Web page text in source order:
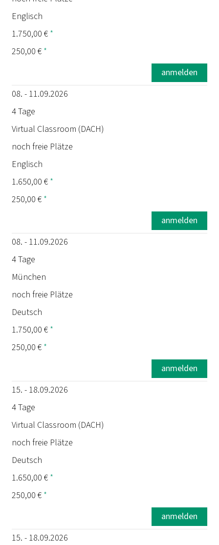
Englisch
1.750,00 € *
250,00 € *
anmelden
08. - 11.09.2026
4 Tage
Virtual Classroom (DACH)
noch freie Plätze
Englisch
1.650,00 € *
250,00 € *
anmelden
08. - 11.09.2026
4 Tage
München
noch freie Plätze
Deutsch
1.750,00 € *
250,00 € *
anmelden
15. - 18.09.2026
4 Tage
Virtual Classroom (DACH)
noch freie Plätze
Deutsch
1.650,00 € *
250,00 € *
anmelden
15. - 18.09.2026